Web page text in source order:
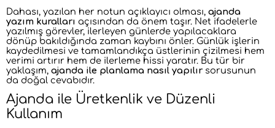
Dahası, yazılan her notun açıklayıcı olması, ajanda
yazım kuralları açısından da önem taşır. Net ifadelerle
yazılmış görevler, ilerleyen günlerde yapılacaklara
dönüp bakıldığında zaman kaybını önler. Günlük işlerin
kaydedilmesi ve tamamlandıkça üstlerinin çizilmesi hem
verimi artırır hem de ilerleme hissi yaratır. Bu tür bir
yaklaşım, ajanda ile planlama nasıl yapılırsorusunun
da doğal cevabıdır.
Ajanda ile Üretkenlik ve Düzenli
Kullanım